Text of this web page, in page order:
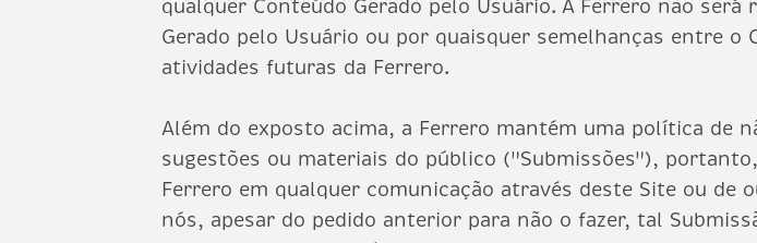
qualquer Conteúdo Gerado pelo Usuário. A Ferrero não
Gerado pelo Usuário ou por quaisquer semelhanças entre o
atividades futuras da Ferrero.
Além do exposto acima, a Ferrero mantém uma política de
sugestões ou materiais do público ("Submissões"),
Ferrero em qualquer comunicação através deste Site ou de
nós, apesar do pedido anterior para não o fazer, tal